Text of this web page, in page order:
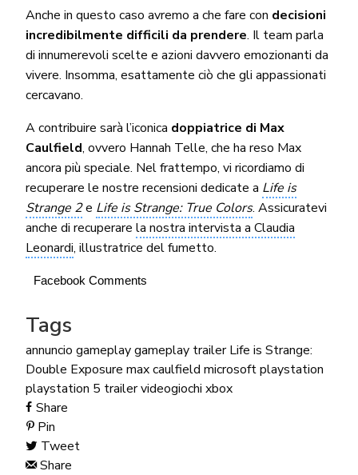
Anche in questo caso avremo a che fare con decisioni
incredibilmente difficili da prendere. Il team parla
di innumerevoli scelte e azioni davvero emozionanti da
vivere. Insomma, esattamente ciò che gli appassionati
cercavano.
A contribuire sarà l’iconica doppiatrice di Max
Caulfield, ovvero Hannah Telle, che ha reso Max
ancora più speciale. Nel frattempo, vi ricordiamo di
recuperare le nostre recensioni dedicate a Life is
Strange 2e Life is Strange: True Colors. Assicuratevi
anche di recuperarela nostra intervista a Claudia
Leonardi, illustratrice del fumetto.
Facebook Comments
Tags
annuncio gameplaygameplay trailer Life is Strange:
Double Exposure max caulfield microsoftplaystation
playstation 5 trailervideogiochi xbox
Share
Pin
Tweet
Share